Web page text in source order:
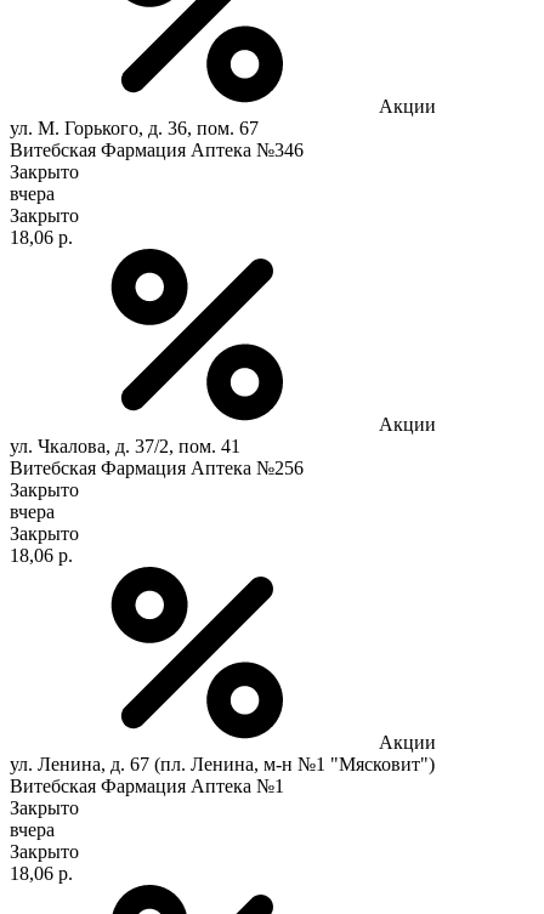
Акции
ул. М. Горького, д. 36, пом. 67
Витебская Фармация Аптека №346
Закрыто
вчера
Закрыто
18,06 р.
Акции
ул. Чкалова, д. 37/2, пом. 41
Витебская Фармация Аптека №256
Закрыто
вчера
Закрыто
18,06 р.
Акции
ул. Ленина, д. 67 (пл. Ленина, м-н №1 "Мясковит")
Витебская Фармация Аптека №1
Закрыто
вчера
Закрыто
18,06 р.